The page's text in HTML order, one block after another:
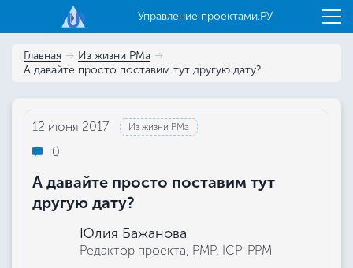
Управление проектами.РУ
Главная
Из жизни РМа
А давайте просто поставим тут другую дату?
12 июня 2017 Из жизни РМа
0
А давайте просто поставим тут
другую дату?
Юлия Бажанова
Редактор проекта, РМР, ICP-PPM